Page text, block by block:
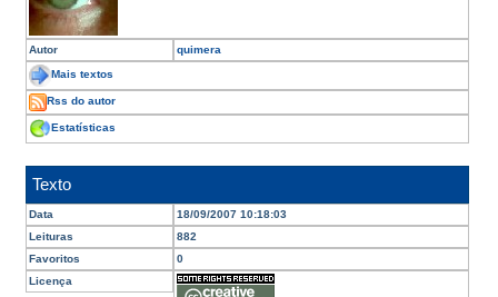
Autor quimera
Mais textos
Rss do autor
Estatísticas
Texto
Data
18/09/2007 10:18:03
Leituras
882
Favoritos
0
Licença